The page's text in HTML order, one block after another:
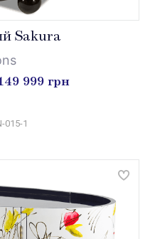
Sakura
999 грн
015-1